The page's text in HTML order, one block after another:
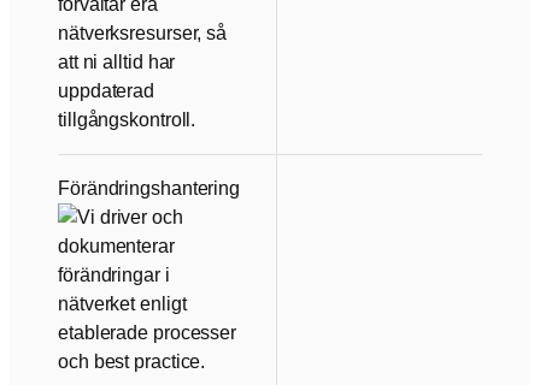
Förändringshantering